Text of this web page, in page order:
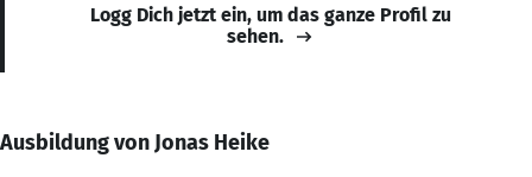
Logg Dich jetzt ein, um das ganze Profil zu
sehen.
Ausbildung von Jonas Heike